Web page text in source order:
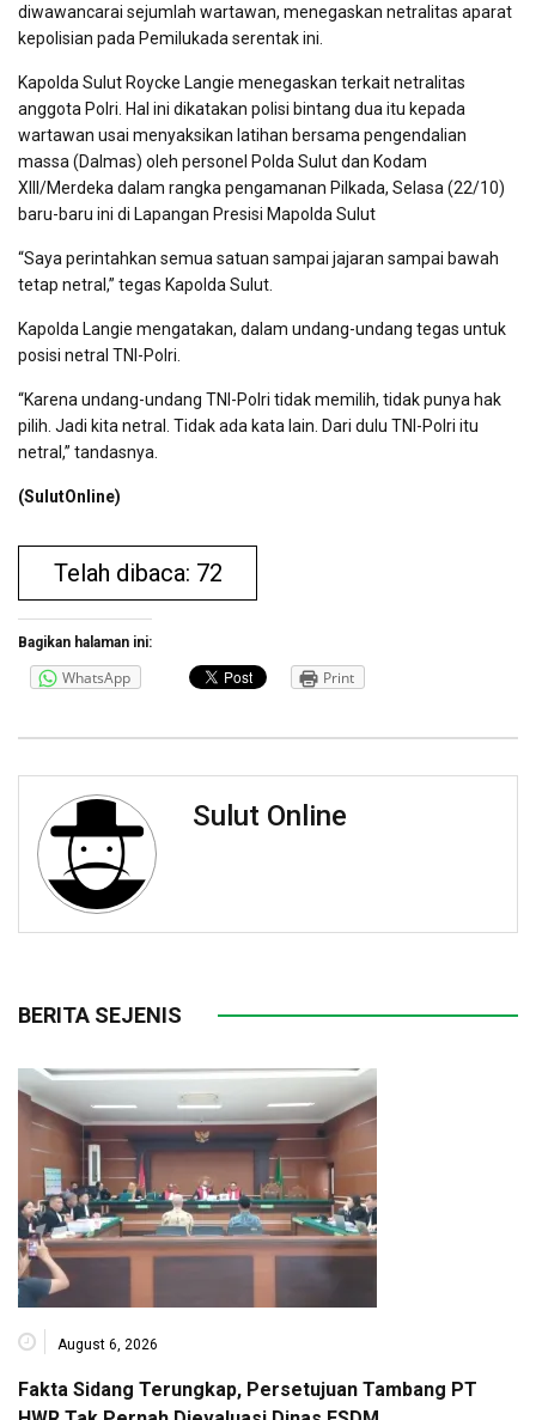
diwawancarai sejumlah wartawan, menegaskan netralitas aparat
kepolisian pada Pemilukada serentak ini.
Kapolda Sulut Roycke Langie menegaskan terkait netralitas
anggota Polri. Hal ini dikatakan polisi bintang dua itu kepada
wartawan usai menyaksikan latihan bersama pengendalian
massa (Dalmas) oleh personel Polda Sulut dan Kodam
XIII/Merdeka dalam rangka pengamanan Pilkada, Selasa (22/10)
baru-baru ini di Lapangan Presisi Mapolda Sulut
“Saya perintahkan semua satuan sampai jajaran sampai bawah
tetap netral,” tegas Kapolda Sulut.
Kapolda Langie mengatakan, dalam undang-undang tegas untuk
posisi netral TNI-Polri.
“Karena undang-undang TNI-Polri tidak memilih, tidak punya hak
pilih. Jadi kita netral. Tidak ada kata lain. Dari dulu TNI-Polri itu
netral,” tandasnya.
(SulutOnline)
Telah dibaca: 72
Bagikan halaman ini:
WhatsApp Print
Sulut Online
BERITA SEJENIS
August 6, 2026
Fakta Sidang Terungkap, Persetujuan Tambang PT